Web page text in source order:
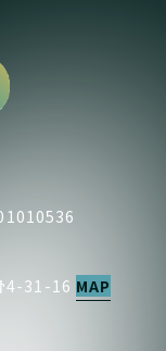
4-31-16 MAP